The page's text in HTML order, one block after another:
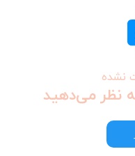
نشده
نظر می‌دهید